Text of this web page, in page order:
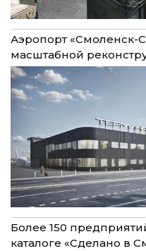
Аэропорт «Смоленск-
масштабной
Более 150
каталоге «Сделано в